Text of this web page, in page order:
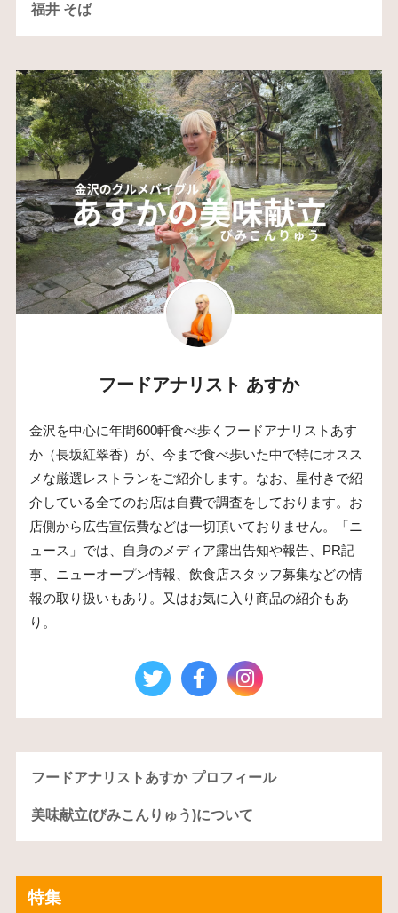
福井 そば
フードアナリスト あすか
金沢を中心に年間600軒食べ歩くフードアナリストあす
か（長坂紅翠香）が、今まで食べ歩いた中で特にオスス
メな厳選レストランをご紹介します。なお、星付きで紹
介している全てのお店は自費で調査をしております。お
店側から広告宣伝費などは一切頂いておりません。「ニ
ュース」では、自身のメディア露出告知や報告、PR記
事、ニューオープン情報、飲食店スタッフ募集などの情
報の取り扱いもあり。又はお気に入り商品の紹介もあ
り。
フードアナリストあすか プロフィール
美味献立(びみこんりゅう)について
特集